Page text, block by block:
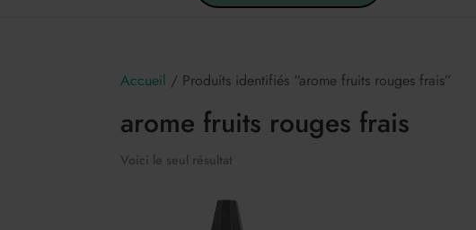
Accueil / Produits identifiés “arome fruits rouges frais”
arome fruits rouges frais
Voici le seul résultat